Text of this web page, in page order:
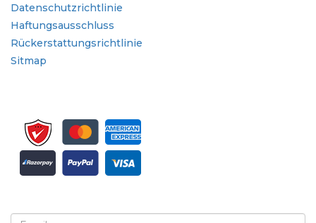
Datenschutzrichtlinie
Haftungsausschluss
Rückerstattungsrichtlinie
Sitmap